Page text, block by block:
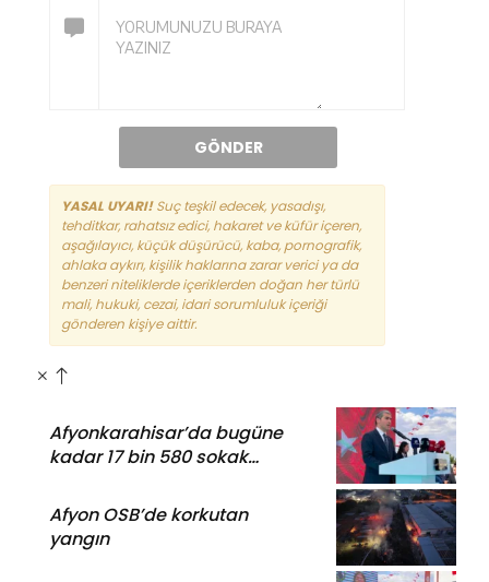
GÖNDER
YASAL UYARI!Suç teşkil edecek, yasadışı,
tehditkar, rahatsız edici, hakaret ve küfür içeren,
aşağılayıcı, küçük düşürücü, kaba, pornografik,
ahlaka aykırı, kişilik haklarına zarar verici ya da
benzeri niteliklerde içeriklerden doğan her türlü
mali, hukuki, cezai, idari sorumluluk içeriği
gönderen kişiye aittir.
Afyonkarahisar’da bugüne
kadar 17 bin 580 sokak
Afyon OSB’de korkutan
yangın